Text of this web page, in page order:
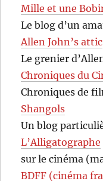
Mille et une
Le blog d’un
Allen John’s attic
Le grenier
Chroniques du
Chroniques de
Shangols
Un blog
L’Alligatographe
sur le cinéma
BDFF (cinéma